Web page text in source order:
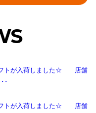
フトが入荷しました☆ 店舗
･
フトが入荷しました☆ 店舗